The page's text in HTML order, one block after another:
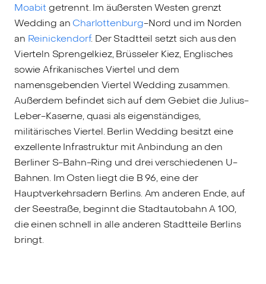
Moabitgetrennt. Im äußersten Westen grenzt
Wedding an Charlottenburg-Nord und im Norden
an Reinickendorf. Der Stadtteil setzt sich aus den
Vierteln Sprengelkiez, Brüsseler Kiez, Englisches
sowie Afrikanisches Viertel und dem
namensgebenden Viertel Wedding zusammen.
Außerdem befindet sich auf dem Gebiet die Julius-
Leber-Kaserne, quasi als eigenständiges,
militärisches Viertel. Berlin Wedding besitzt eine
exzellente Infrastruktur mit Anbindung an den
Berliner S-Bahn-Ring und drei verschiedenen U-
Bahnen. Im Osten liegt die B 96, eine der
Hauptverkehrsadern Berlins. Am anderen Ende, auf
der Seestraße, beginnt die Stadtautobahn A 100,
die einen schnell in alle anderen Stadtteile Berlins
bringt.